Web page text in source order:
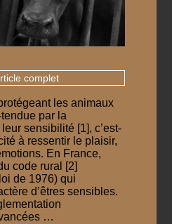
complet
les animaux
par la
sensibilité [1], c’est-
à ressentir le plaisir,
En France,
code rural [2]
de 1976) qui
d’êtres sensibles.
…